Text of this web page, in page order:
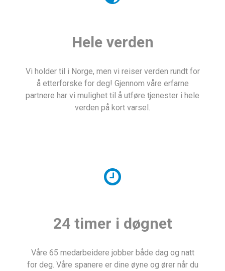
Hele verden
Vi holder til i Norge, men vi reiser verden rundt for
å etterforske for deg! Gjennom våre erfarne
partnere har vi mulighet til å utføre tjenester i hele
verden på kort varsel.
24 timer i døgnet
Våre 65 medarbeidere jobber både dag og natt
for deg. Våre spanere er dine øyne og ører når du